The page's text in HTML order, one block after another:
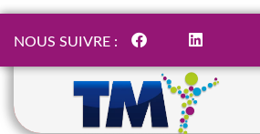
NOUS SUIVRE :